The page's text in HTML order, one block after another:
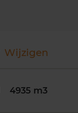
Wijzigen
4935 m3